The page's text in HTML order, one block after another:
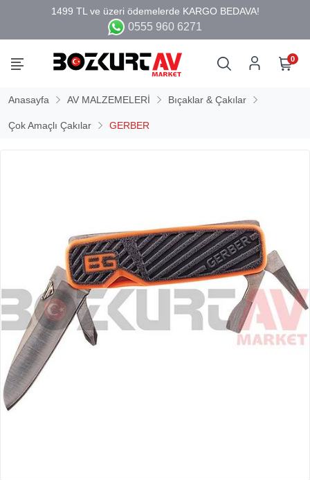
0555 960 6271
0
Anasayfa AV MALZEMELERİ Bıçaklar & Çakılar
Çok Amaçlı Çakılar GERBER